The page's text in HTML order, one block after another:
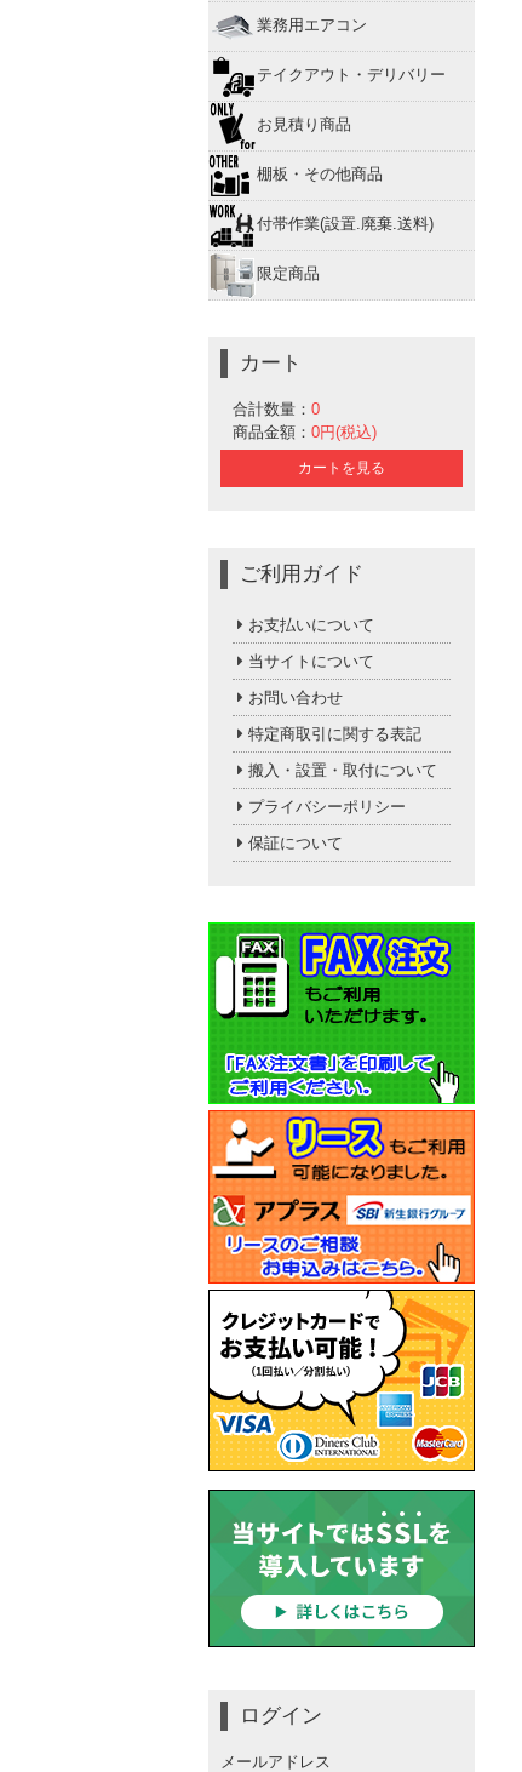
業務用エアコン
テイクアウト・デリバリー
お見積り商品
棚板・その他商品
付帯作業(設置.廃棄.送料)
限定商品
カート
合計数量： 0
商品金額： 0円(税込)
カートを見る
ご利用ガイド
お支払いについて
当サイトについて
お問い合わせ
特定商取引に関する表記
搬入・設置・取付について
プライバシーポリシー
保証について
ログイン
メールアドレス